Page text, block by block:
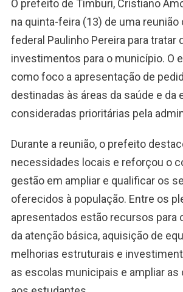
O prefeito de Timburi, Cristiano
na quinta-feira (13) de uma
federal Paulinho Pereira para tratar
investimentos para o município. O
como foco a apresentação de
destinadas às áreas da saúde e da
consideradas prioritárias pela
Durante a reunião, o prefeito
necessidades locais e reforçou o
gestão em ampliar e qualificar os
oferecidos à população. Entre os
apresentados estão recursos para
da atenção básica, aquisição de
melhorias estruturais e
as escolas municipais e ampliar as